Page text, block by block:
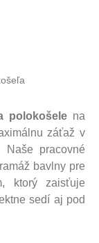
polokošele na
záťaž v
Naše pracovné
bavlny pre
ktorý zaisťuje
sedí aj pod